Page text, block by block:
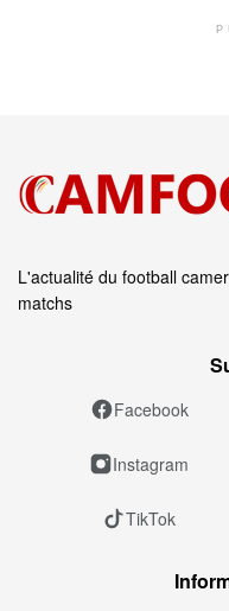
L'actualité du football
matchs
Facebook
Instagram
TikTok